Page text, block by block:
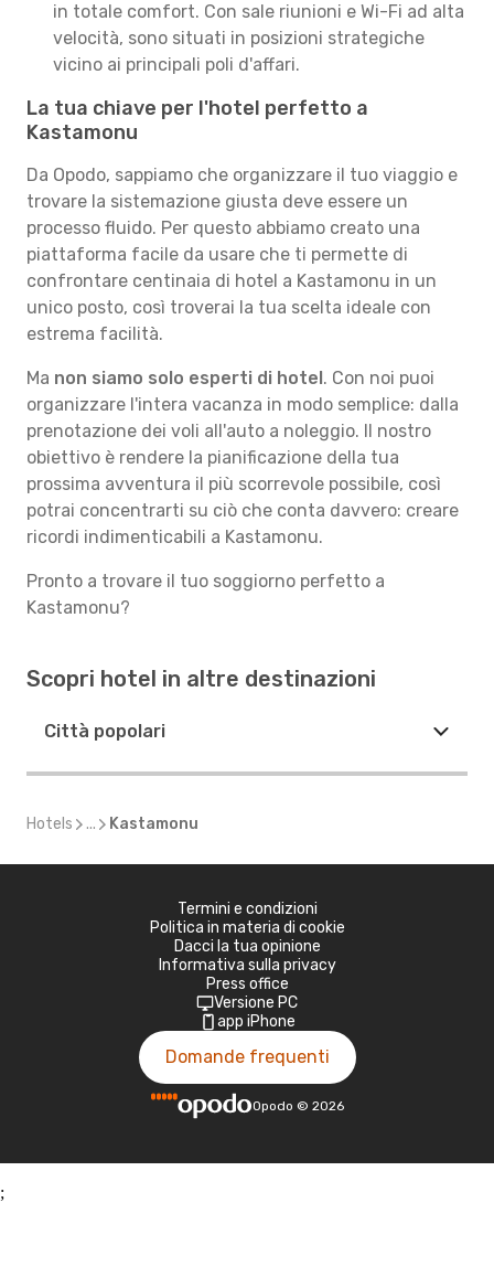
in totale comfort. Con sale riunioni e Wi-Fi ad alta
velocità, sono situati in posizioni strategiche
vicino ai principali poli d'affari.
La tua chiave per l'hotel perfetto a
Kastamonu
Da Opodo, sappiamo che organizzare il tuo viaggio e
trovare la sistemazione giusta deve essere un
processo fluido. Per questo abbiamo creato una
piattaforma facile da usare che ti permette di
confrontare centinaia di hotel a Kastamonu in un
unico posto, così troverai la tua scelta ideale con
estrema facilità.
Ma non siamo solo esperti di hotel. Con noi puoi
organizzare l'intera vacanza in modo semplice: dalla
prenotazione dei voli all'auto a noleggio. Il nostro
obiettivo è rendere la pianificazione della tua
prossima avventura il più scorrevole possibile, così
potrai concentrarti su ciò che conta davvero: creare
ricordi indimenticabili a Kastamonu.
Pronto a trovare il tuo soggiorno perfetto a
Kastamonu?
Scopri hotel in altre destinazioni
Città popolari
Hotels ... Kastamonu
Termini e condizioni
Politica in materia di cookie
Dacci la tua opinione
Informativa sulla privacy
Press office
Versione PC
app iPhone
Domande frequenti
Opodo © 2026
;